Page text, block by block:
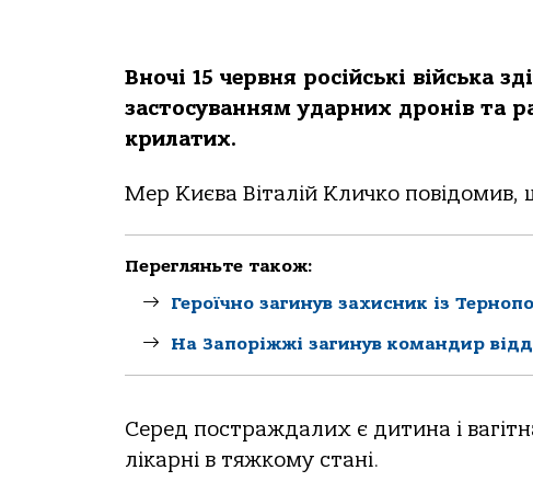
Вночі 15 червня російські війська
застосуванням ударних дронів та
крилатих.
Мер Києва Віталій Кличко
Перегляньте також:
Героїчно загинув захисник із
На Запоріжжі загинув командир
Серед постраждалих є дитина і
лікарні в тяжкому стані.